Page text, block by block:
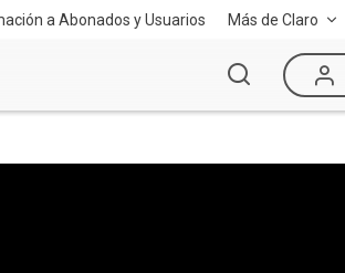
a Abonados y Usuarios Más de Claro